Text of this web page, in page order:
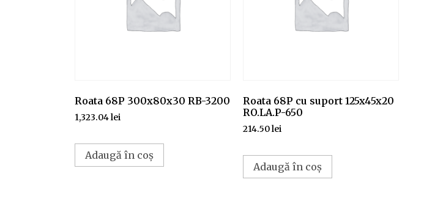
Roata 68P 300x80x30 RB-3200
1,323.04lei
Adaugă în coș
Roata 68P cu suport 125x45x20
RO.LA.P-650
214.50lei
Adaugă în coș